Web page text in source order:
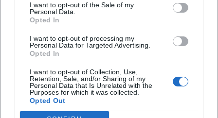
I want to opt-out of the Sale of my
Personal Data.
Opted In
I want to opt-out of processing my
Personal Data for Targeted Advertising.
Opted In
I want to opt-out of Collection, Use,
Retention, Sale, and/or Sharing of my
Personal Data that Is Unrelated with the
Purposes for which it was collected.
Opted Out
Findet die Veranstaltung bei jedem Wetter statt?